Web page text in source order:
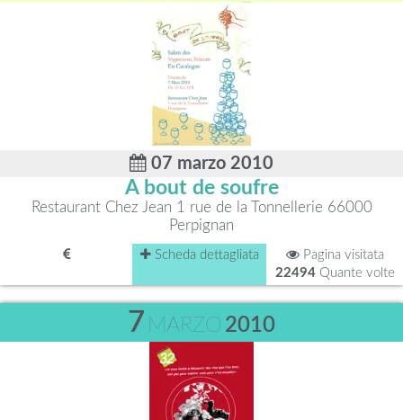
07 marzo 2010
A bout de soufre
Restaurant Chez Jean 1 rue de la Tonnellerie 66000
Perpignan
Scheda dettagliata
Pagina visitata
22494Quante volte
7 MARZO 2010